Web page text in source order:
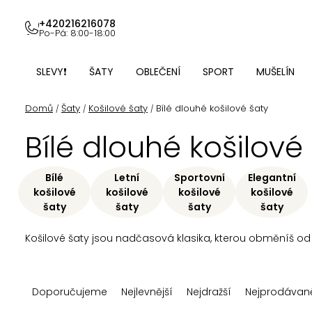
obsah
+420216216078
Po-Pá: 8:00-18:00
SLEVY❗ ŠATY OBLEČENÍ SPORT MUŠELÍN
Domů / Šaty / Košilové šaty / Bílé dlouhé košilové šaty
Bílé dlouhé
Košilové šaty jsou nadčasová klasika, kterou obměníš
Bílé
košilové
šaty
Letní
košilové
šaty
Sportovní
košilové
šaty
Elegantní
košilové
šaty
Ř
Doporučujeme Nejlevnější Nejdražší